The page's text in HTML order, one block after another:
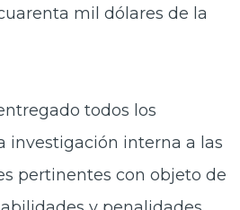
mil dólares de la
todos los
investigación interna a las
pertinentes con objeto de